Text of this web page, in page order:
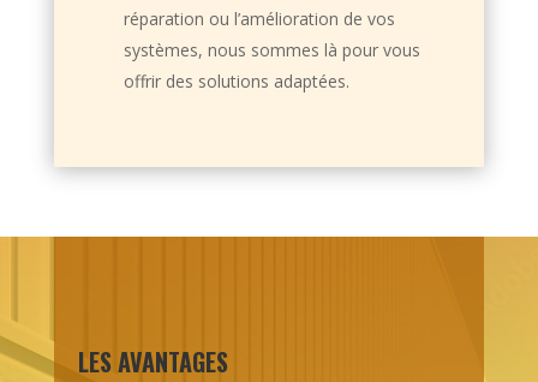
réparation ou l’amélioration de vos
systèmes, nous sommes là pour vous
offrir des solutions adaptées.
LES AVANTAGES